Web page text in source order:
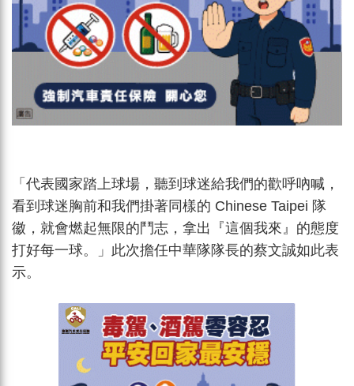
「代表國家踏上球場，聽到球迷給我們的歡呼吶喊，
看到球迷胸前和我們掛著同樣的 Chinese Taipei 隊
徽，就會燃起無限的鬥志，拿出『這個我來』的態度
打好每一球。」此次擔任中華隊隊長的蔡文誠如此表
示。